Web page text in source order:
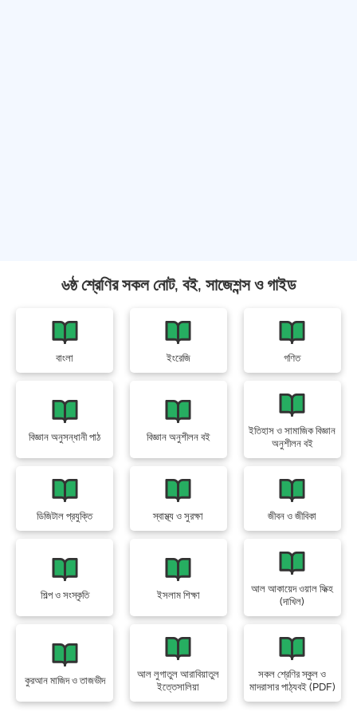
৬ষ্ঠ শ্রেণির সকল নোট, বই, সাজেশন্স ও গাইড
বাংলা ইংরেজি গণিত
বিজ্ঞান অনুসন্ধানী পাঠ বিজ্ঞান অনুশীলন বই
ইতিহাস ও সামাজিক বিজ্ঞান
অনুশীলন বই
ডিজিটাল প্রযুক্তি স্বাস্থ্য ও সুরক্ষা জীবন ও জীবিকা
শিল্প ও সংস্কৃতি ইসলাম শিক্ষা
আল আকায়েদ ওয়াল ফিক্হ
(দাখিল)
কুরআন মাজিদ ও তাজভীদ
আল লুগাতুল আরাবিয়াতুল
ইত্তেসালিয়া
সকল শ্রেণির স্কুল ও
মাদরাসার পাঠ্যবই (PDF)